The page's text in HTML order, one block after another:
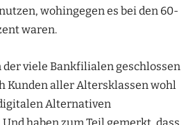
wohingegen es bei den 60-
waren.
der viele Bankfilialen geschlossen
Kunden aller Altersklassen wohl
Alternativen